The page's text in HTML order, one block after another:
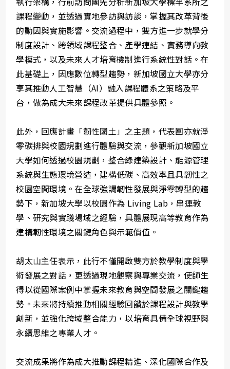
課程變動，並透過實地參訪與訪談，掌握其改革背後
的動因與實施影響。交流過程中，雙方進一步就學分
制度設計、跨領域課程整合、產學連結、實務導向教
學模式，以及未來人才培育機制進行系統性對話。在
此基礎上，因應數位轉型趨勢，新加坡國立大學亦分
享其推動人工智慧（AI）融入課程體系之策略及平
台，做為成大未來課程改革提供具體參照。
此外，回應計畫「韌性國土」之主題，代表團亦就淨
零碳排與校園規劃進行體驗與交流，參觀新加坡國立
大學如何透過校園規劃，整合綠建築設計、能源管理
系統與生態環境營造，建構低碳、高效率且具韌性之
校園空間環境。在全球強調韌性發展與淨零轉型的趨
勢下，新加坡大學以校園作為 Living Lab，串連教
學、研究與實踐場域之經驗，具體展現高等教育作為
建構韌性環境之關鍵角色與示範價值。
胡太山主任表示，此行不僅開啟雙方於教學制度與學
術發展之對話，更透過現地觀察與專業交流，使師生
得以從國際案例中掌握未來教育與空間發展之關鍵趨
勢。未來將持續推動相關經驗回饋於課程設計與教學
創新，並強化跨域整合能力，以培育具備全球視野與
永續思維之專業人才。
交流成果將作為成大推動課程精進、深化國際合作及